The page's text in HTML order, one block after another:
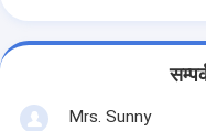
Mrs. Sunny